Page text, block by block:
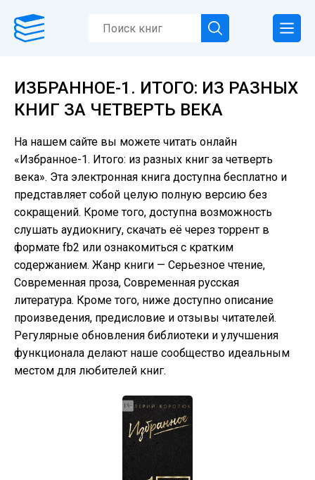
ИЗБРАННОЕ-1. ИТОГО: ИЗ РАЗНЫХ
КНИГ ЗА ЧЕТВЕРТЬ ВЕКА
На нашем сайте вы можете читать онлайн
«Избранное-1. Итого: из разных книг за четверть
века». Эта электронная книга доступна бесплатно и
представляет собой целую полную версию без
сокращений. Кроме того, доступна возможность
слушать аудиокнигу, скачать её через торрент в
формате fb2 или ознакомиться с кратким
содержанием. Жанр книги — Серьезное чтение,
Современная проза, Современная русская
литература. Кроме того, ниже доступно описание
произведения, предисловие и отзывы читателей.
Регулярные обновления библиотеки и улучшения
функционала делают наше сообщество идеальным
местом для любителей книг.